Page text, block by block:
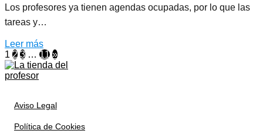
Los profesores ya tienen agendas ocupadas, por lo que las
tareas y…
Leer más
1 2 3 … 11 »
Aviso Legal
Política de Cookies